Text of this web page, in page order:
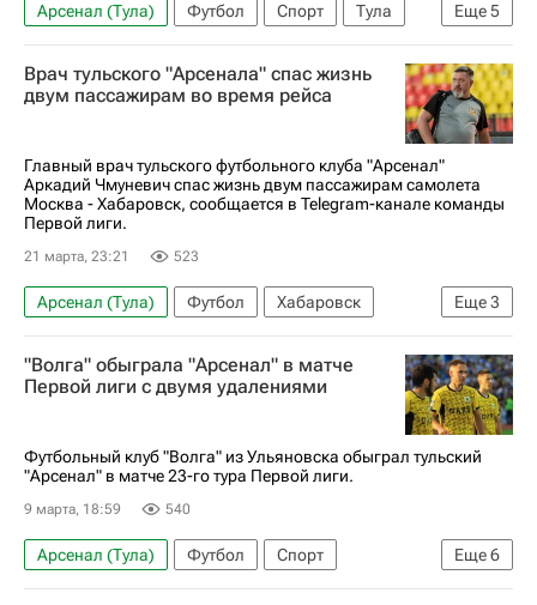
Еще5
Арсенал (Тула) Футбол Спорт
Тула
Игорь Горбунов
Владислав Шпитальный
Сокол (Саратов)
Факел Первая лига
Врач тульского "Арсенала" спас жизнь
двум пассажирам во время рейса
Главный врач тульского футбольного клуба "Арсенал"
Аркадий Чмуневич спас жизнь двум пассажирам самолета
Москва - Хабаровск, сообщается в Telegram-канале команды
Первой лиги.
21 марта, 23:21 523
Еще3
Арсенал (Тула) Футбол
Хабаровск
Москва
СКА-Хабаровск Первая лига
"Волга" обыграла "Арсенал" в матче
Первой лиги с двумя удалениями
Футбольный клуб "Волга" из Ульяновска обыграл тульский
"Арсенал" в матче 23-го тура Первой лиги.
9 марта, 18:59 540
Еще6
Арсенал (Тула) Футбол
Спорт
Ульяновск
Тула
Россия